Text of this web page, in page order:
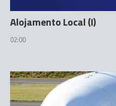
Alojamento Local (I)
02:00